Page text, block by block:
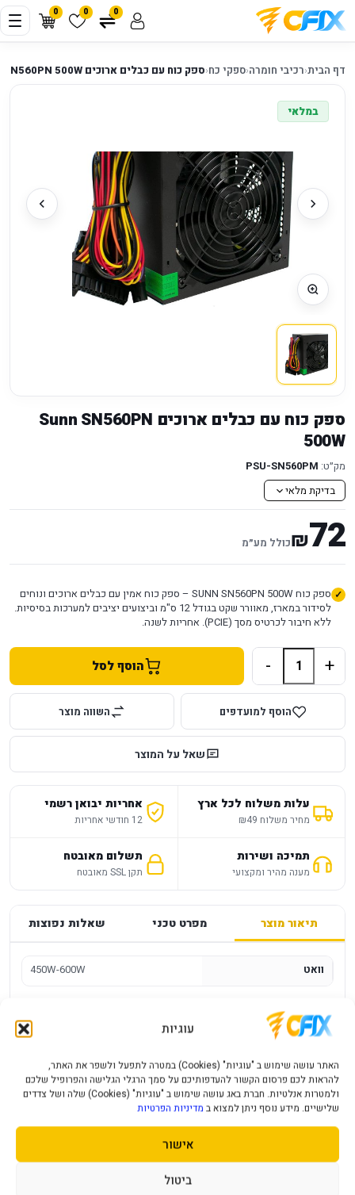
עוגיות
האתר עושה שימוש ב "עוגיות" (Cookies) במטרה לתפעל ולשפר את האתר,
להראות לכם פרסום הקשור להעדפותיכם על סמך הרגלי הגלישה והפרופיל שלכם
ולמטרות אנלטיות. חברת באג עושה שימוש ב "עוגיות" (Cookies) שלה ושל צדדים
שלישיים. מידע נוסף ניתן למצוא ב מדיניות הפרטיות
אישור
ביטול
0 0 0
דף הבית‹רכיבי חומרה‹ספקי כח‹ספק כוח עם כבלים ארוכים Sunn SN560PN 500W
במלאי
ספק כוח עם כבלים ארוכים Sunn SN560PN
500W
מק״ט: PSU-SN560PM
בדיקת מלאי
72
₪כולל מע״מ
ספק כוח SUNN SN560PN 500W – ספק כוח אמין עם כבלים ארוכים ונוחים
לסידור במארז, מאוורר שקט בגודל 12 ס"מ וביצועים יציבים למערכות בסיסיות.
ללא חיבור לכרטיס מסך (PCIE). אחריות לשנה.
+
- הוסף לסל
הוסף למועדפים השווה מוצר
שאל על המוצר
עלות משלוח לכל ארץ
מחיר משלוח ₪49
אחריות יבואן רשמי
12 חודשי אחריות
תמיכה ושירות
מענה מהיר ומקצועי
תשלום מאובטח
תקן SSL מאובטח
תיאור מוצר מפרט טכני שאלות נפוצות
וואט 450W-600W
ספק כוח עם כבלים ארוכים Sunn SN560PN
500W
מק"ט יצרן SN560PN
WATT 500W
גודל מאוורר בס"מ 12
חיבורי MOLEX 2
CPU 12V EPS 4PIN